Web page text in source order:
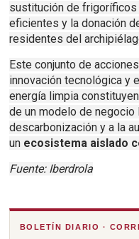
sustitución de
eficientes y la donación
residentes del
Este conjunto de
innovación tecnológica y
energía limpia
de un modelo de
descarbonización y a la
un ecosistema aislado
Fuente: Iberdrola
BOLETÍN DIARIO ·